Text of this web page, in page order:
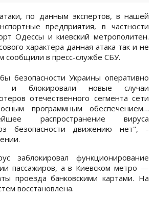
по данным экспертов, в нашей
предприятия, в частности
Одессы и киевский метрополитен.
характера данная атака так и не
сообщили в пресс-службе СБУ.
безопасности Украины оперативно
и блокировали новые случаи
отечественного сегмента сети
программным обеспечением…
распространение вируса
безопасности движению нет", -
заблокировал функционирование
пассажиров, а в Киевском метро —
проезда банковскими картами. На
восстановлена.